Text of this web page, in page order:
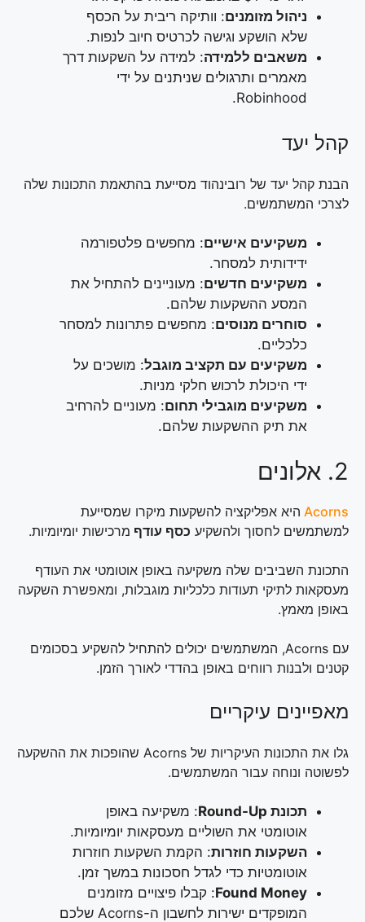
ניהול מזומנים: וותיקה ריבית על הכסף
שלא הושקע וגישה לכרטיס חיוב לנפות.
משאבים ללמידה: למידה על השקעות דרך
מאמרים ותרגולים שניתנים על ידי
Robinhood.
קהל יעד
הבנת קהל יעד של רובינהוד מסייעת בהתאמת התכונות שלה
לצרכי המשתמשים.
משקיעים אישיים: מחפשים פלטפורמה
ידידותית למסחר.
משקיעים חדשים: מעוניינים להתחיל את
המסע ההשקעות שלהם.
סוחרים מנוסים: מחפשים פתרונות למסחר
כלכליים.
משקיעים עם תקציב מוגבל: מושכים על
ידי היכולת לרכוש חלקי מניות.
משקיעים מוגבילי תחום: מעוניים להרחיב
את תיק ההשקעות שלהם.
2. אלונים
Acorns היא אפליקציה להשקעות מיקרו שמסייעת
למשתמשים לחסוך ולהשקיע כסף עודף מרכישות יומיומיות.
התכונת השביבים שלה משקיעה באופן אוטומטי את העודף
מעסקאות לתיקי תעודות כלכליות מוגבלות, ומאפשרת השקעה
באופן מאמץ.
עם Acorns, המשתמשים יכולים להתחיל להשקיע בסכומים
קטנים ולבנות רווחים באופן בהדדי לאורך הזמן.
מאפיינים עיקריים
גלו את התכונות העיקריות של Acorns שהופכות את ההשקעה
לפשוטה ונוחה עבור המשתמשים.
תכונת Round-Up
: משקיעה באופן
אוטומטי את השוליים מעסקאות יומיומיות.
השקעות חוזרות: הקמת השקעות חוזרות
אוטומטיות כדי לגדל חסכונות במשך זמן.
Found Money: קבלו פיצויים מזומנים
המופקדים ישירות לחשבון ה-Acorns שלכם